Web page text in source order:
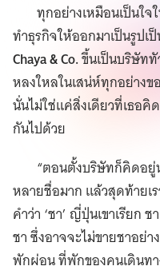
ทุกอย่างเหมือนเป็นใจ
ทำธุรกิจให้ออกมาเป็นรูปเ
Chaya & Co.ขึ้นเป็นบริษัททั
หลงใหลในเสน่ห์ทุกอย่าง
นั่นไม่ใช่แค่สิ่งเดียวที่เธอคิ
กันไปด้วย
“ตอนตั้งบริษัทก็คิดอยู่
หลายชื่อมาก แล้วสุดท้ายเ
คำว่า ‘ชา’ ญี่ปุ่นเขาเรียก
ชา ซึ่งอาจจะไม่ขายชาอย่
พักผ่อน ที่พักของคนเดินท